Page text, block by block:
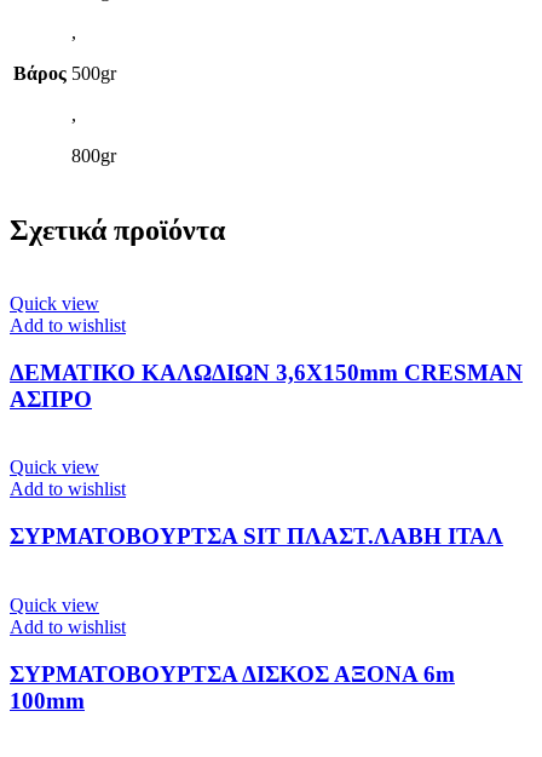
Βάρος
,
500gr
,
800gr
Σχετικά προϊόντα
Quick view
Add to wishlist
ΔΕΜΑΤΙΚΟ ΚΑΛΩΔΙΩΝ 3,6Χ150mm CRESMAN
ΑΣΠΡΟ
Quick view
Add to wishlist
ΣΥΡΜΑΤΟΒΟΥΡΤΣΑ SIT ΠΛΑΣΤ.ΛΑΒΗ ΙΤΑΛ
Quick view
Add to wishlist
ΣΥΡΜΑΤΟΒΟΥΡΤΣΑ ΔΙΣΚΟΣ ΑΞΟΝΑ 6m
100mm